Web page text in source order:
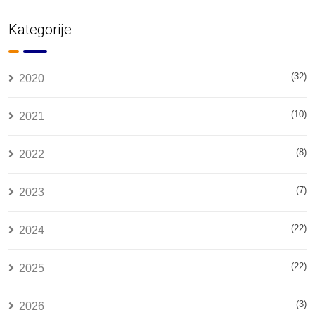
Kategorije
2020 (32)
2021 (10)
2022 (8)
2023 (7)
2024 (22)
2025 (22)
2026 (3)